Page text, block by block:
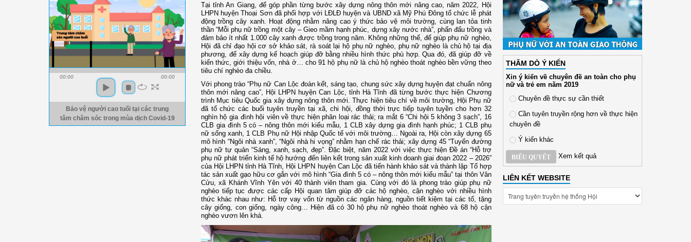
00:00 00:00
Bảo vệ người cao tuổi tại các trung
tâm chăm sóc trong mùa dịch Covid-19
Tại tỉnh An Giang, để góp phần từng bước xây dựng nông thôn mới nâng cao, năm 2022, Hội
LHPN huyện Thoại Sơn đã phối hợp với LĐLĐ huyện và UBND xã Mỹ Phú Đông tổ chức lễ phát
động trồng cây xanh. Hoạt động nhằm nâng cao ý thức bảo vệ môi trường, cùng lan tỏa tinh
thần “Mỗi phụ nữ trồng một cây – Gieo mầm hạnh phúc, dựng xây nước nhà”, phấn đấu trồng và
đảm bảo ít nhất 1.000 cây xanh được trồng trong năm. Không những thế, để giúp phụ nữ nghèo,
Hội đã chỉ đạo hội cơ sở khảo sát, rà soát lại hộ phụ nữ nghèo, phụ nữ nghèo là chủ hộ tại địa
phương, để xây dựng kế hoạch giúp đỡ bằng nhiều hình thức phù hợp. Qua đó, đã giúp đỡ về
kiến thức, giới thiệu vốn, nhà ở… cho 91 hộ phụ nữ là chủ hộ nghèo thoát nghèo bền vững theo
tiêu chí nghèo đa chiều.
Với phong trào “Phụ nữ Can Lộc đoàn kết, sáng tạo, chung sức xây dựng huyện đạt chuẩn nông
thôn mới nâng cao”, Hội LHPN huyện Can Lộc, tỉnh Hà Tĩnh đã từng bước thực hiện Chương
trình Mục tiêu Quốc gia xây dựng nông thôn mới. Thực hiện tiêu chí về môi trường, Hội Phụ nữ
đã tổ chức các buổi tuyên truyền tại xã, chi hội, đồng thời trực tiếp tuyên tuyền cho hơn 32
nghìn hộ gia đình hội viên về thực hiện phân loại rác thải; ra mắt 6 “Chi hội 5 không 3 sạch”, 16
CLB gia đình 5 có – nông thôn mới kiểu mẫu, 1 CLB xây dựng gia đình hạnh phúc; 1 CLB phụ
nữ sống xanh, 1 CLB Phụ nữ Hội nhập Quốc tế với môi trường… Ngoài ra, Hội còn xây dựng 65
mô hình “Ngôi nhà xanh”, “Ngôi nhà hi vọng” nhằm hạn chế rác thải; xây dựng 45 “Tuyến đường
phụ nữ tự quản “Sáng, xanh, sạch, đẹp”. Đặc biệt, năm 2022 với việc thực hiện Đề án “Hỗ trợ
phụ nữ phát triển kinh tế hộ hướng đến liên kết trong sản xuất kinh doanh giai đoạn 2022 – 2026”
của Hội LHPN tỉnh Hà Tĩnh, Hội LHPN huyện Can Lộc đã tiến hành khảo sát và thành lập Tổ hợp
tác sản xuất gạo hữu cơ gắn với mô hình “Gia đình 5 có – nông thôn mới kiểu mẫu” tại thôn Vân
Cửu, xã Khánh Vĩnh Yên với 40 thành viên tham gia. Cùng với đó là phong trào giúp phụ nữ
nghèo tiếp tục được các cấp Hội quan tâm giúp đỡ các hộ nghèo, cận nghèo với nhiều hình
thức khác nhau như: Hỗ trợ vay vốn từ nguồn các ngân hàng, nguồn tiết kiệm tại các tổ, tặng
cây giống, con giống, ngày công… Hiện đã có 30 hộ phụ nữ nghèo thoát nghèo và 68 hộ cận
nghèo vươn lên khá.
THĂM DÒ Ý KIẾN
Xin ý kiến về chuyên đề an toàn cho phụ
nữ và trẻ em năm 2019
Chuyên đề thực sự cần thiết
Cần tuyên truyền rộng hơn về thực hiện
chuyên đề
Ý kiến khác
BIỂU QUYẾT Xem kết quả
LIÊN KẾT WEBSITE